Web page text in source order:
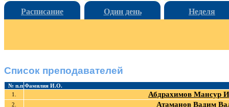
Расписание Один день Неделя
Список преподавателей
№ п.п Фамилия И.О.
1.
Абдрахимов Мансур
2. Атаманов Вадим